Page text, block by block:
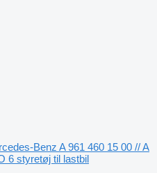
Benz A 961 460 15 00 // A
6 styretøj til lastbil